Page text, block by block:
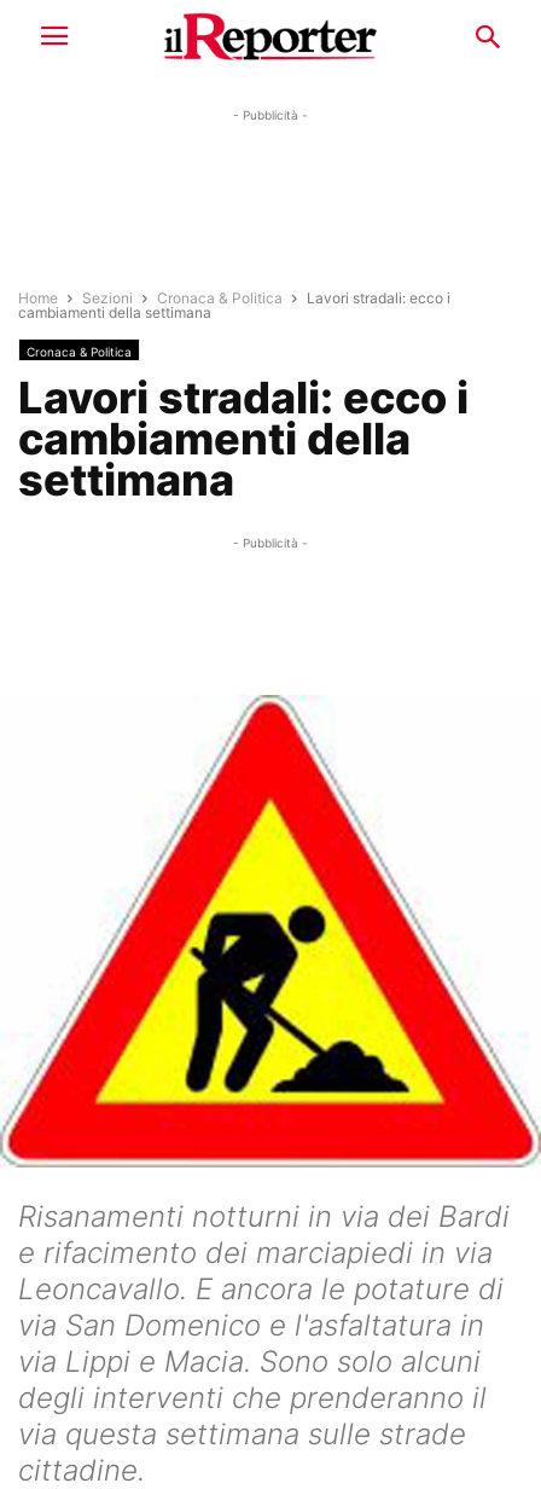
- Pubblicità -
Home Sezioni Cronaca & Politica
Lavori stradali: ecco i
cambiamenti della settimana
Cronaca & Politica
Lavori stradali: ecco i
cambiamenti della
settimana
- Pubblicità -
Risanamenti notturni in via dei Bardi
e rifacimento dei marciapiedi in via
Leoncavallo. E ancora le potature di
via San Domenico e l'asfaltatura in
via Lippi e Macia. Sono solo alcuni
degli interventi che prenderanno il
via questa settimana sulle strade
cittadine.